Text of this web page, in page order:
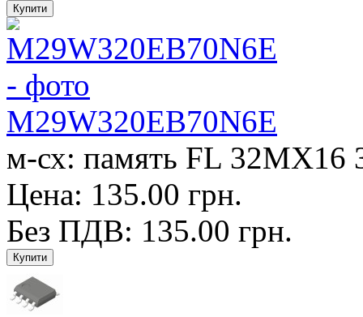
M29W320EB70N6E
м-сх: память FL 32MX16
Цена: 135.00 грн.
Без ПДВ: 135.00 грн.